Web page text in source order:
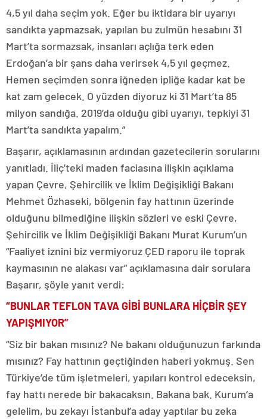
4,5 yıl daha seçim yok. Eğer bu iktidara bir uyarıyı
sandıkta yapmazsak, yapılan bu zulmün hesabını 31
Mart’ta sormazsak, insanları açlığa terk eden
Erdoğan’a bir şans daha verirsek 4,5 yıl geçmez.
Hemen seçimden sonra iğneden ipliğe kadar kat be
kat zam gelecek. O yüzden diyoruz ki 31 Mart’ta 85
milyon sandığa. 2019’da olduğu gibi uyarıyı, tepkiyi 31
Mart’ta sandıkta yapalım.”
Başarır, açıklamasının ardından gazetecilerin sorularını
yanıtladı. İliç’teki maden faciasına ilişkin açıklama
yapan Çevre, Şehircilik ve İklim Değişikliği Bakanı
Mehmet Özhaseki, bölgenin fay hattının üzerinde
olduğunu bilmediğine ilişkin sözleri ve eski Çevre,
Şehircilik ve İklim Değişikliği Bakanı Murat Kurum’un
“Faaliyet iznini biz vermiyoruz ÇED raporu ile toprak
kaymasının ne alakası var” açıklamasına dair sorulara
Başarır, şöyle yanıt verdi:
“BUNLAR TEFLON TAVA GİBİ BUNLARA HİÇBİR ŞEY
YAPIŞMIYOR”
“Siz bir bakan mısınız? Ne bakanı olduğunuzun farkında
mısınız? Fay hattının geçtiğinden haberi yokmuş. Sen
Türkiye’de tüm işletmeleri, yapıları kontrol edeceksin,
fay hattı nerede bir bakacaksın. Bakana bak. Kurum’a
gelelim, bu zekayı İstanbul’a aday yaptılar bu zeka